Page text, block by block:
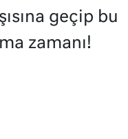
geçip bu
zamanı!